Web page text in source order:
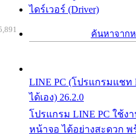
ไดร์เวอร์ (Driver)
ค้นหาจาก
LINE PC (โปรแกรมแช
ได้เอง) 26.2.0
โปรแกรม LINE PC ใช้
หน้าจอ ได้อย่างสะดวก พ